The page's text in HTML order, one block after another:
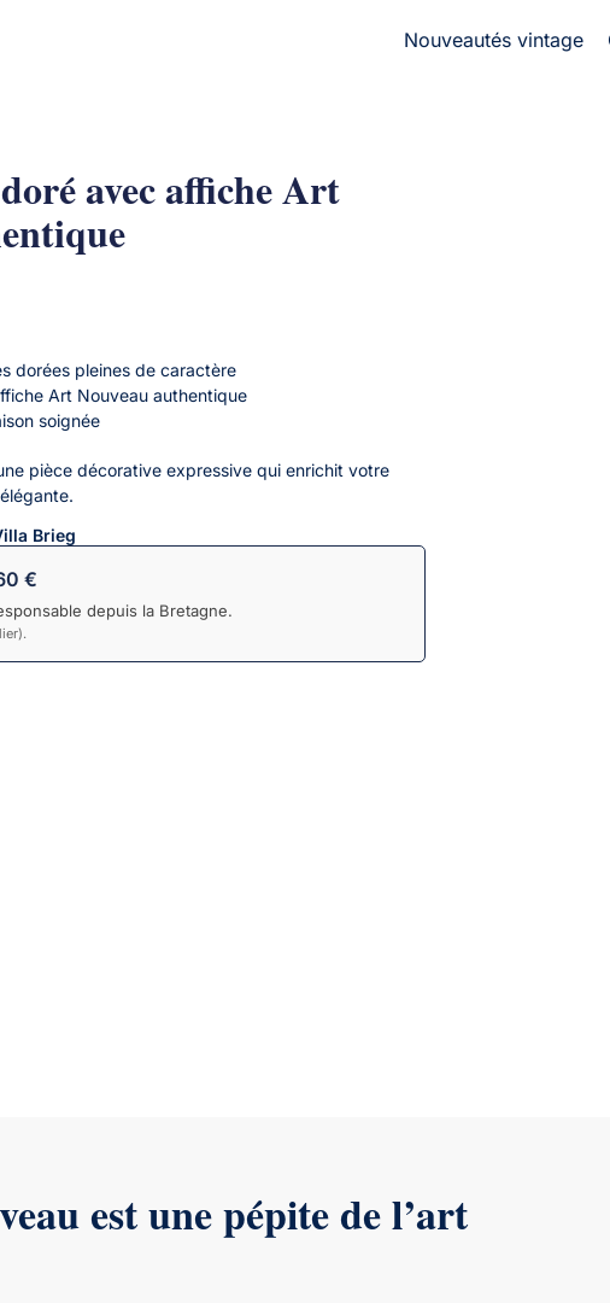
Nouveautés vintage
avec affiche Art
dorées pleines de caractère
Art Nouveau authentique
soignée
pièce décorative expressive qui enrichit votre
Brieg
€
depuis la Bretagne.
est une pépite de l’art